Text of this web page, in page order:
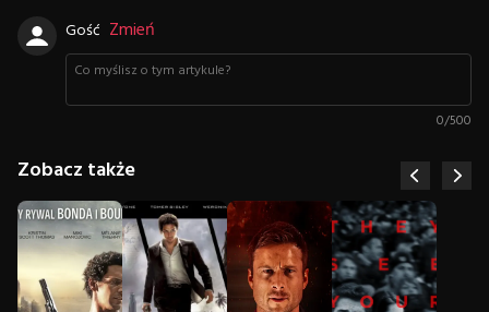
Gość Zmień
0/500
Zobacz także